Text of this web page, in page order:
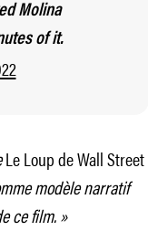
Molina
of it.
Le Loup de Wall Street
modèle narratif
ce film. »